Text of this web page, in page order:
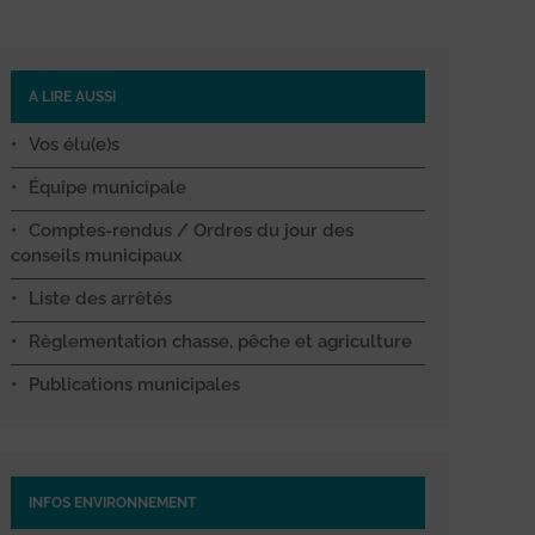
A LIRE AUSSI
Vos élu(e)s
Équipe municipale
Comptes-rendus / Ordres du jour des
conseils municipaux
Liste des arrêtés
Règlementation chasse, pêche et agriculture
Publications municipales
INFOS ENVIRONNEMENT